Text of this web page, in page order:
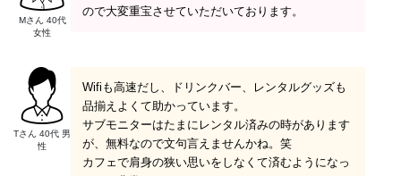
Mさん 40代
女性
ので大変重宝させていただいております。
Tさん 40代 男
性
Wifiも高速だし、ドリンクバー、レンタルグッズも
品揃えよくて助かっています。
サブモニターはたまにレンタル済みの時があります
が、無料なので文句言えませんかね。笑
カフェで肩身の狭い思いをしなくて済むようになっ